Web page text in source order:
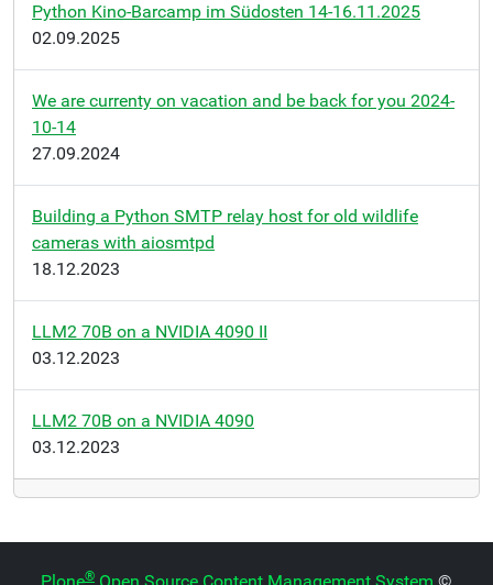
Python Kino-Barcamp im Südosten 14-16.11.2025
02.09.2025
We are currenty on vacation and be back for you 2024-
10-14
27.09.2024
Building a Python SMTP relay host for old wildlife
cameras with aiosmtpd
18.12.2023
LLM2 70B on a NVIDIA 4090 II
03.12.2023
LLM2 70B on a NVIDIA 4090
03.12.2023
®